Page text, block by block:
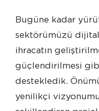
Bugüne kadar
sektörümüzü
ihracatın
güçlendirilmesi
destekledik.
yenilikçi